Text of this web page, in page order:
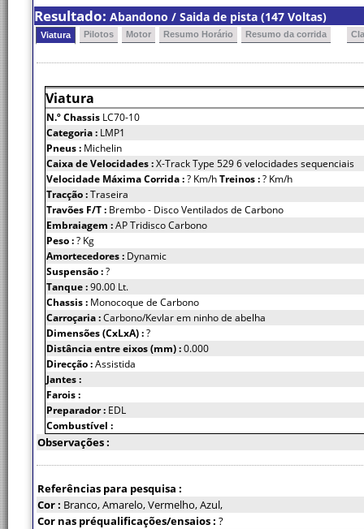
Resultado: Abandono / Saida de pista (147 Voltas)
Viatura Pilotos Motor Resumo Horário Resumo da corrida
Viatura
N.º Chassis LC70-10
Categoria : LMP1
Pneus : Michelin
Caixa de Velocidades :X-Track Type 529 6 velocidades sequenciais
Velocidade Máxima Corrida :? Km/hTreinos :? Km/h
Tracção :Traseira
Travões F/T : Brembo - Disco Ventilados de Carbono
Embraiagem :AP Tridisco Carbono
Peso :? Kg
Amortecedores : Dynamic
Suspensão :?
Tanque :90.00 Lt.
Chassis : Monocoque de Carbono
Carroçaria :Carbono/Kevlar em ninho de abelha
Dimensões (CxLxA) :?
Distância entre eixos (mm) :0.000
Direcção :Assistida
Jantes :
Farois :
Preparador : EDL
Combustível :
Observações :
Referências para pesquisa :
Cor : Branco, Amarelo, Vermelho, Azul,
Cor nas préqualificações/ensaios : ?